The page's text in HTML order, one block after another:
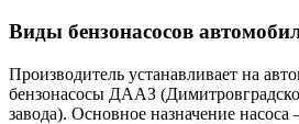
Виды бензонасосов
Производитель устанавливает на
бензонасосы ДААЗ
завода). Основное назначение